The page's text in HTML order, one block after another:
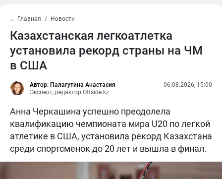
← Главная Новости
Казахстанская легкоатлетка
установила рекорд страны на ЧМ
в США
Автор: Палагутина Анастасия
Эксперт, редактор Offside.kz
06.08.2026, 15:00
Анна Черкашина успешно преодолела
квалификацию чемпионата мира U20 по легкой
атлетике в США, установила рекорд Казахстана
среди спортсменок до 20 лет и вышла в финал.